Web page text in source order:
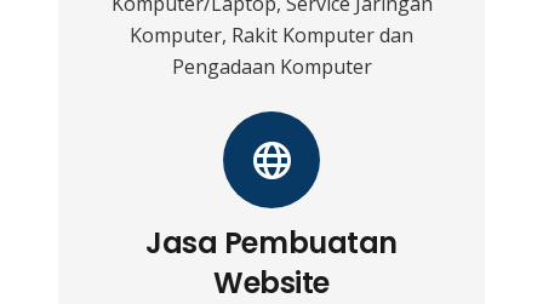
Komputer, Rakit Komputer dan
Pengadaan Komputer
Jasa Pembuatan
Website